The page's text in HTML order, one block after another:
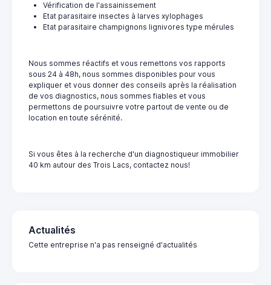
Vérification de l'assainissement
Etat parasitaire insectes à larves xylophages
Etat parasitaire champignons lignivores type mérules
Nous sommes réactifs et vous remettons vos rapports
sous 24 à 48h, nous sommes disponibles pour vous
expliquer et vous donner des conseils après la réalisation
de vos diagnostics, nous sommes fiables et vous
permettons de poursuivre votre partout de vente ou de
location en toute sérénité.
Si vous êtes à la recherche d'un diagnostiqueur immobilier
40 km autour des Trois Lacs, contactez nous!
Actualités
Cette entreprise n'a pas renseigné d'actualités